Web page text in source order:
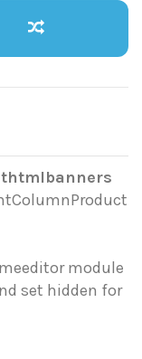
module
set hidden for